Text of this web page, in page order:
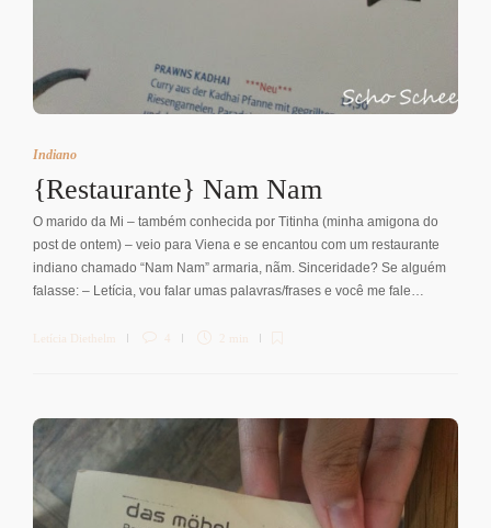
Indiano
{Restaurante} Nam Nam
O marido da Mi – também conhecida por Titinha (minha amigona do
post de ontem) – veio para Viena e se encantou com um restaurante
indiano chamado “Nam Nam” armaria, nãm. Sinceridade? Se alguém
falasse: – Letícia, vou falar umas palavras/frases e você me fale…
Letícia Diethelm 2 min